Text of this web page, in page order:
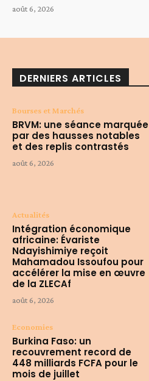
août 6, 2026
DERNIERS ARTICLES
Bourses et Marchés
BRVM: une séance marquée
par des hausses notables
et des replis contrastés
août 6, 2026
Actualités
Intégration économique
africaine: Évariste
Ndayishimiye reçoit
Mahamadou Issoufou pour
accélérer la mise en œuvre
de la ZLECAf
août 6, 2026
Economies
Burkina Faso: un
recouvrement record de
448 milliards FCFA pour le
mois de juillet